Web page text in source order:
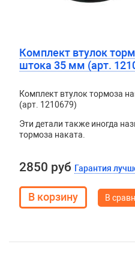
Комплект втулок
штока 35 мм (арт.
Комплект втулок тормоза
(арт. 1210679)
Эти детали также иногда
тормоза наката.
2850 руб Гарантия
В